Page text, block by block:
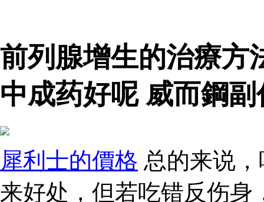
前列腺增生的治療方
中成药好呢 威而鋼副
犀利士的價格 总的来说
来好处，但若吃错反伤身